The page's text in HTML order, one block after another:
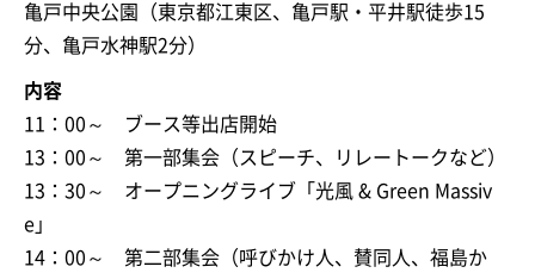
亀戸中央公園（東京都江東区、亀戸駅・平井駅徒歩15
分、亀戸水神駅2分）
内容
11：00～ ブース等出店開始
13：00～ 第一部集会（スピーチ、リレートークなど）
13：30～ オープニングライブ「光風 & Green Massiv
e」
14：00～ 第二部集会（呼びかけ人、賛同人、福島か